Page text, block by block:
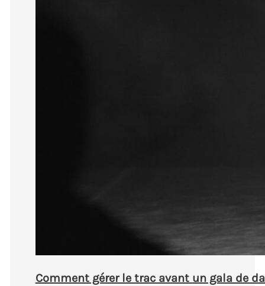
Comment gérer le trac avant un gala de